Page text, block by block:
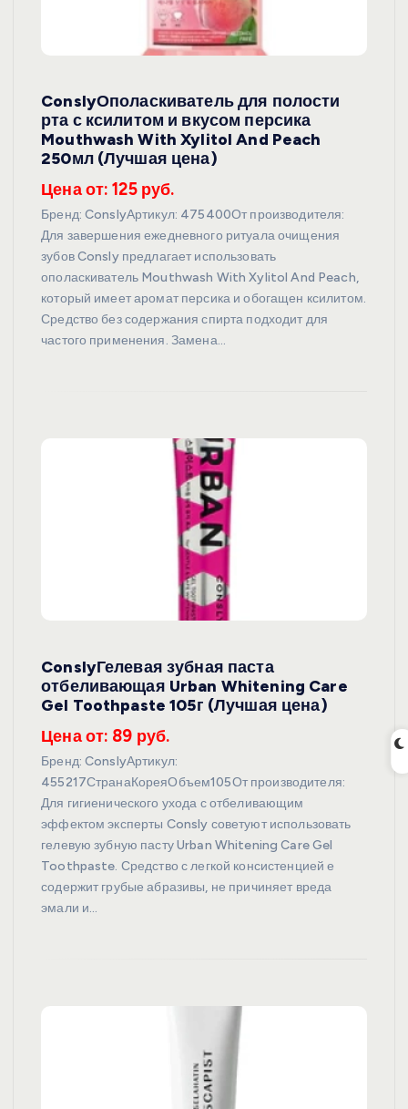
ConslyОполаскиватель для полости
рта с ксилитом и вкусом персика
Mouthwash With Xylitol And Peach
250мл (Лучшая цена)
Цена от: 125 руб.
Бренд: ConslyАртикул: 475400От производителя:
Для завершения ежедневного ритуала очищения
зубов Consly предлагает использовать
ополаскиватель Mouthwash With Xylitol And Peach,
который имеет аромат персика и обогащен ксилитом.
Средство без содержания спирта подходит для
частого применения. Замена…
ConslyГелевая зубная паста
отбеливающая Urban Whitening Care
Gel Toothpaste 105г (Лучшая цена)
Цена от: 89 руб.
Бренд: ConslyАртикул:
455217СтранаКореяОбъем105От производителя:
Для гигиенического ухода с отбеливающим
эффектом эксперты Consly советуют использовать
гелевую зубную пасту Urban Whitening Care Gel
Toothpaste. Средство с легкой консистенцией е
содержит грубые абразивы, не причиняет вреда
эмали и…